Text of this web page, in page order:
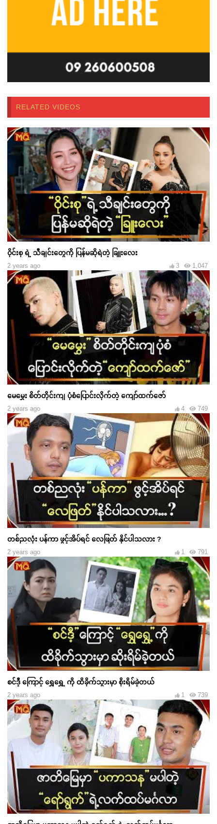
RELATED VIDEOS
ဝိုင်းစု ရဲ့ သီချင်းတွေကို ပြန်မဆိုရဲတဲ့ ခြူးလေး
2 years ago 1,047
3
မေမွှေး စိတ်တိုင်းကျ ပုံစံပြောင်းလိုက်တဲ့ ကျော်ထက်ဇော်
2 years ago 749
4
တစ်ညလုံး ပန်ကာ ဖွင့်အိပ်ရင် လေဖြတ် နိုင်ပါသလား ?
2 years ago 791
1
စင်ဒီ့ ကြောင့် ရွှေရွှေ့ ကို ထိခိုက်သွားမှာ စိုးရိမ်ခဲ့တယ်
2 years ago 739
1